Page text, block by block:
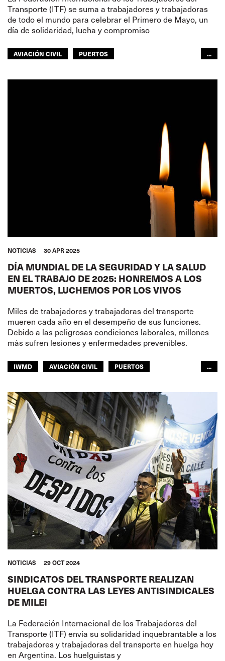
Transporte (ITF) se suma a trabajadores y trabajadoras
de todo el mundo para celebrar el Primero de Mayo, un
día de solidaridad, lucha y compromiso
AVIACIÓN CIVIL
PUERTOS
ITF MUNDO ÁRABE
NORTEAMÉRICA
...
NOTICIAS 30 APR 2025
DÍA MUNDIAL DE LA SEGURIDAD Y LA SALUD
EN EL TRABAJO DE 2025: HONREMOS A LOS
MUERTOS, LUCHEMOS POR LOS VIVOS
Miles de trabajadores y trabajadoras del transporte
mueren cada año en el desempeño de sus funciones.
Debido a las peligrosas condiciones laborales, millones
más sufren lesiones y enfermedades prevenibles.
IWMD AVIACIÓN CIVIL
PUERTOS
JOINT DOCK AND SEA
TRANSPORTE FERROVIARIO
TRANSPORTE POR CARRETERA
GENTE DE MAR
TURISMO
TRANSPORTE URBANO
ALMACENES
MUJERES
JUVENTUD
SEGURIDAD
GLOBAL
...
NOTICIAS 29 OCT 2024
SINDICATOS DEL TRANSPORTE REALIZAN
HUELGA CONTRA LAS LEYES ANTISINDICALES
DE MILEI
La Federación Internacional de los Trabajadores del
Transporte (ITF) envía su solidaridad inquebrantable a los
trabajadores y trabajadoras del transporte en huelga hoy
en Argentina. Los huelguistas y